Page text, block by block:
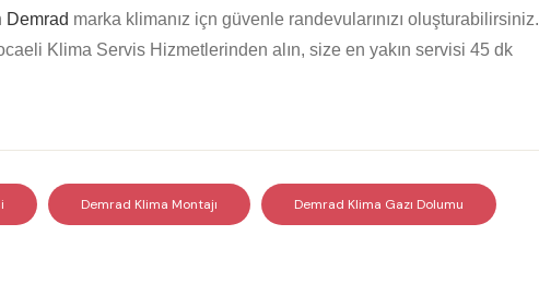
Demrad marka klimanız içn güvenle randevularınızı oluşturabilirsiniz.
Klima Servis Hizmetlerinden alın, size en yakın servisi 45 dk
Demrad Klima Montajı Demrad Klima Gazı Dolumu